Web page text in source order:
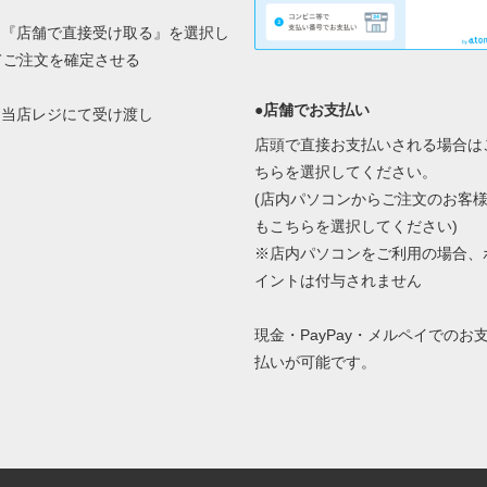
店舗で直接受け取る』を選択し
ご注文を確定させる
店レジにて受け渡し
●店舗でお支払い
店頭で直接お支払いされる場合は
ちらを選択してください。
(店内パソコンからご注文のお客様
もこちらを選択してください)
※店内パソコンをご利用の場合、
イントは付与されません
現金・PayPay・メルペイでのお支
払いが可能です。